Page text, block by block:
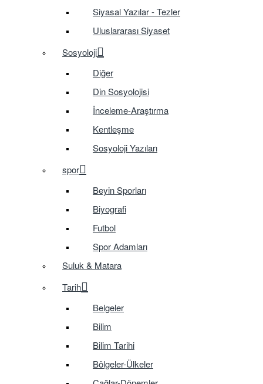
Siyasal Yazılar - Tezler
Uluslararası Siyaset
Sosyoloji
Diğer
Din Sosyolojisi
İnceleme-Araştırma
Kentleşme
Sosyoloji Yazıları
spor
Beyin Sporları
Biyografi
Futbol
Spor Adamları
Suluk & Matara
Tarih
Belgeler
Bilim
Bilim Tarihi
Bölgeler-Ülkeler